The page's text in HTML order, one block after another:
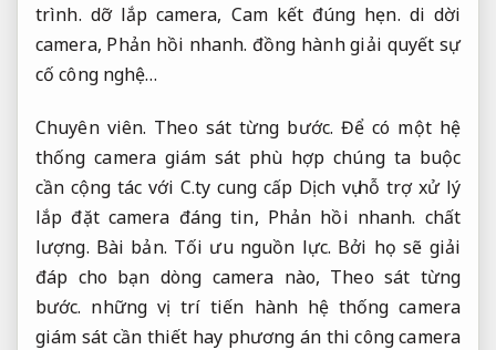
trình. dỡ lắp camera, Cam kết đúng hẹn. di dời
camera, Phản hồi nhanh. đồng hành giải quyết sự
cố công nghệ…
Chuyên viên. Theo sát từng bước. Để có một hệ
thống camera giám sát phù hợp chúng ta buộc
cần cộng tác với C.ty cung cấp Dịch vụ hỗ trợ xử lý
lắp đặt camera đáng tin, Phản hồi nhanh. chất
lượng. Bài bản. Tối ưu nguồn lực. Bởi họ sẽ giải
đáp cho bạn dòng camera nào, Theo sát từng
bước. những vị trí tiến hành hệ thống camera
giám sát cần thiết hay phương án thi công camera